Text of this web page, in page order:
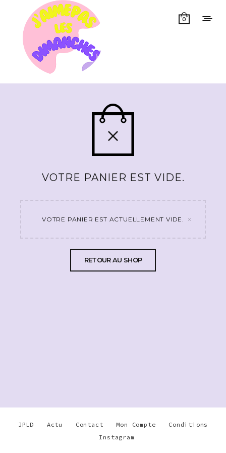
0
VOTRE PANIER EST VIDE.
VOTRE PANIER EST ACTUELLEMENT VIDE. ×
RETOUR AU SHOP
JPLD Actu Contact Mon Compte
Conditions
Instagram